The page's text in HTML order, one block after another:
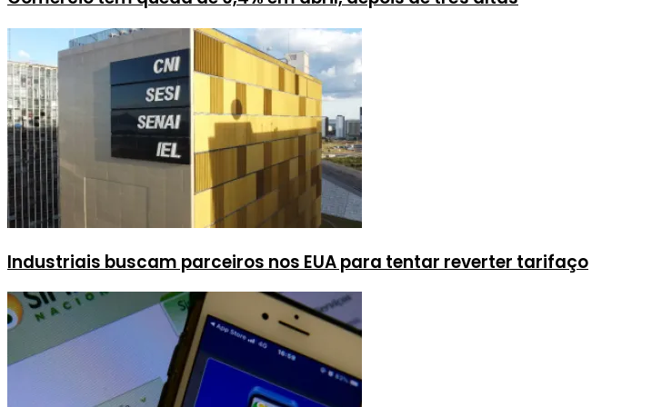
Industriais buscam parceiros nos EUA para tentar reverter tarifaço